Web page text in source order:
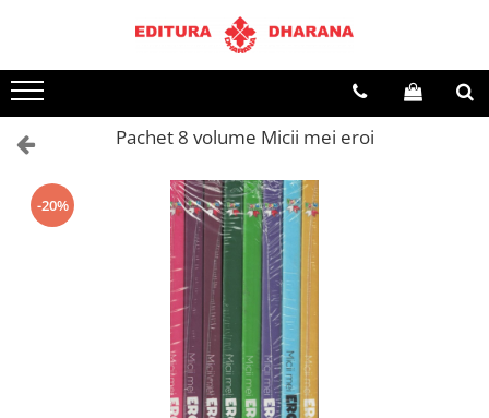
Terapii
Dietoterapie
Pachet 8 volume Micii mei eroi
-20%